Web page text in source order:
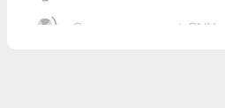
Company account CNY